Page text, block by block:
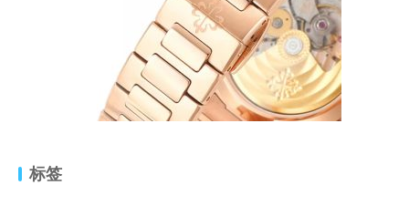
标签